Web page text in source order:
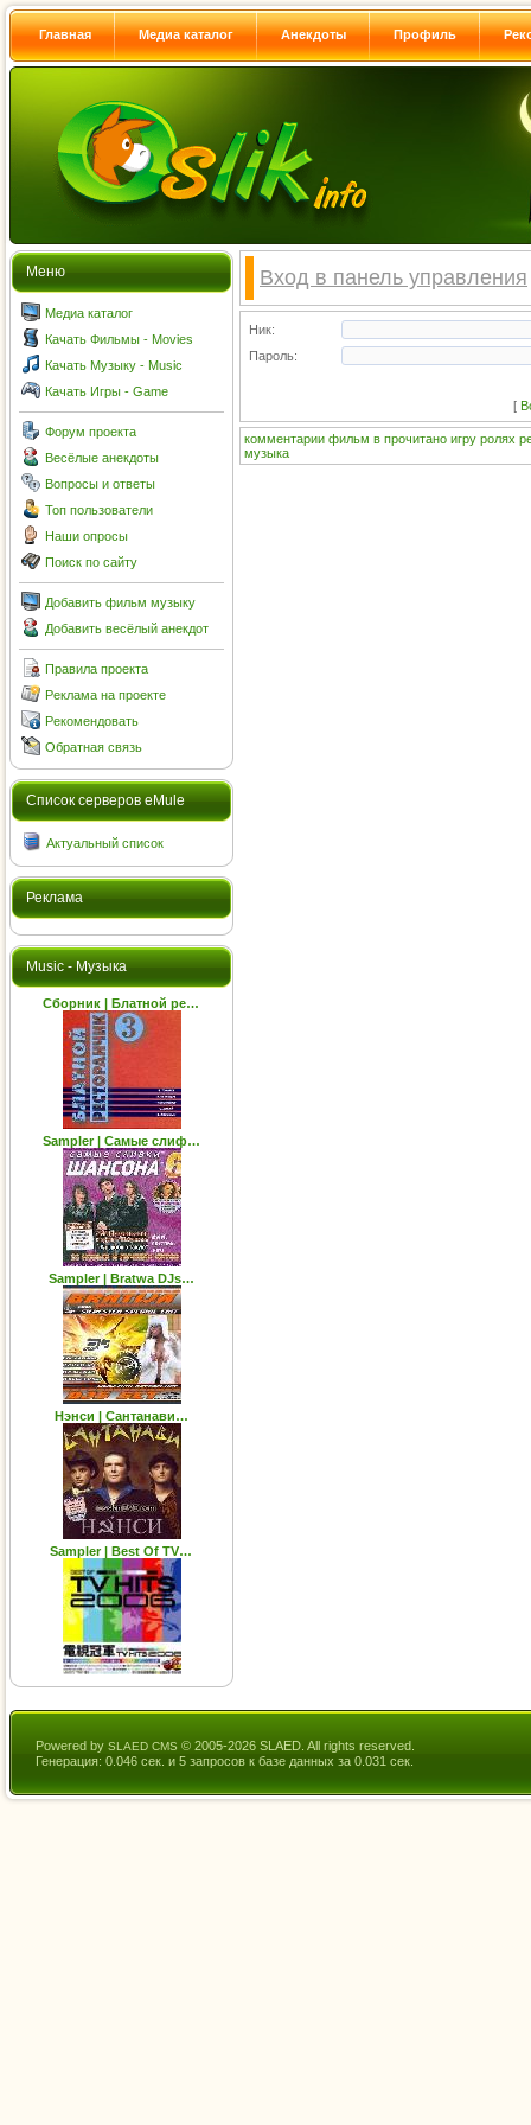
Главная Медиа каталог Анекдоты Профиль
Меню
Медиа каталог
Качать Фильмы - Movies
Качать Музыку - Music
Качать Игры - Game
Форум проекта
Весёлые анекдоты
Вопросы и ответы
Топ пользователи
Наши опросы
Поиск по сайту
Добавить фильм музыку
Добавить весёлый анекдот
Правила проекта
Реклама на проекте
Рекомендовать
Обратная связь
Cписок серверов eMule
Актуальный список
Реклама
Music - Музыка
Сборник | Блатной ре…
Sampler | Самые слиф…
Sampler | Bratwa DJs…
Нэнси | Сантанави…
Sampler | Best Of TV…
Вход в панель управления
Ник:
Пароль:
[
комментарии фильм в прочитано игру ролях
музыка
Powered by SLAED CMS © 2005-2026 SLAED. All rights reserved.
Генерация: 0.046 сек. и 5 запросов к базе данных за 0.031 сек.